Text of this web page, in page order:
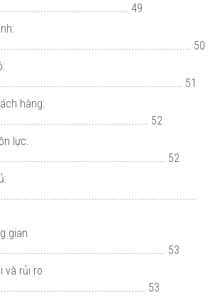
49
50
51
hàng:
52
lực:
52
gian
53
và rủi ro
53